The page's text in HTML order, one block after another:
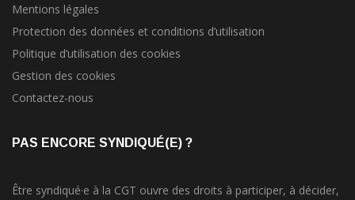
Mentions légales
Protection des données et conditions d’utilisation
Politique d’utilisation des cookies
Gestion des cookies
Contactez-nous
PAS ENCORE SYNDIQUÉ(E) ?
Être syndiqué·e à la CGT ouvre des droits à participer, à décider,